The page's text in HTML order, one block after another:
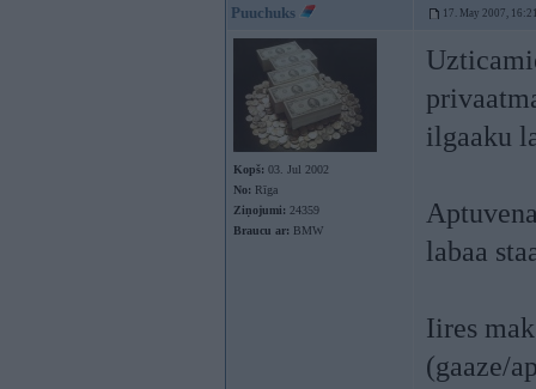
Puuchuks 17. May 2007,
Kopš: 03. Jul 2002
No: Rīga
Ziņojumi: 24359
Braucu ar: BMW
ilgaaku
labaa
Iires
(gaaze/